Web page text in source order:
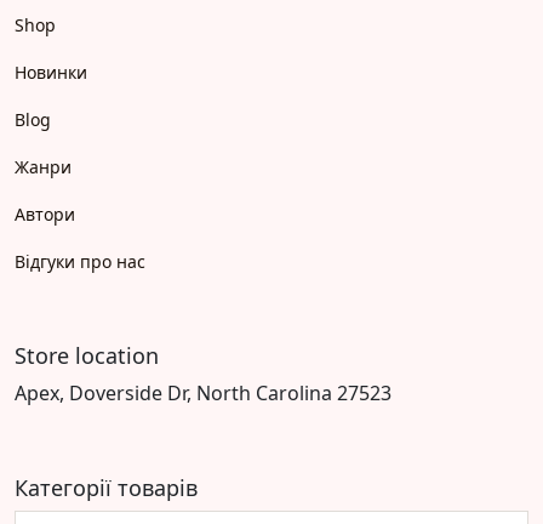
Shop
Новинки
Blog
Жанри
Автори
Відгуки про нас
Store location
Apex, Doverside Dr, North Carolina 27523
Категорії товарів